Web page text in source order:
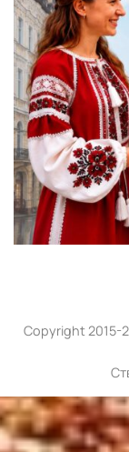
Copyright 2015-